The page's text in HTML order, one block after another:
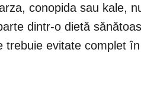
conopida sau kale,
dintr-o dietă
evitate complet